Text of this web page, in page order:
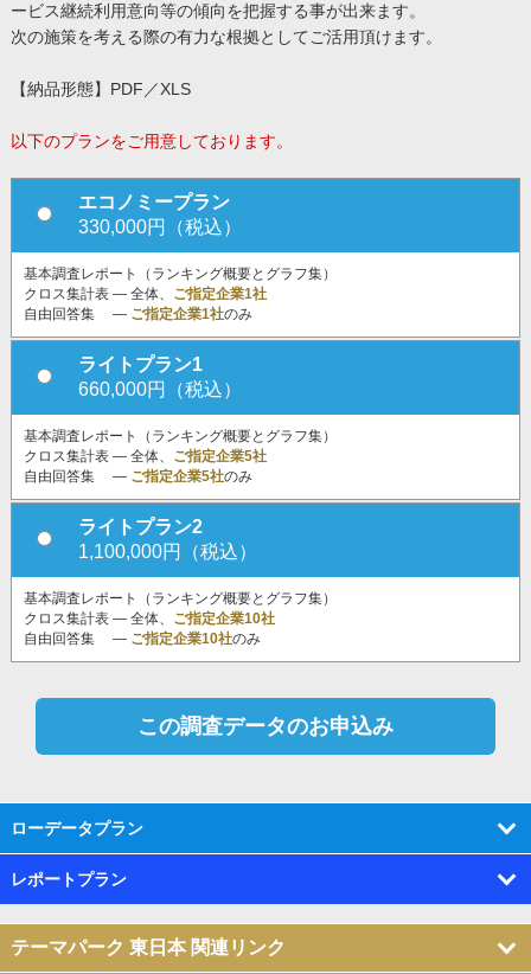
ービス継続利用意向等の傾向を把握する事が出来ます。
次の施策を考える際の有力な根拠としてご活用頂けます。
【納品形態】PDF／XLS
以下のプランをご用意しております。
エコノミープラン
330,000円（税込）
基本調査レポート（ランキング概要とグラフ集）
クロス集計表 ― 全体、 ご指定企業1社
自由回答集 ― ご指定企業1社のみ
ライトプラン1
660,000円（税込）
基本調査レポート（ランキング概要とグラフ集）
クロス集計表 ― 全体、 ご指定企業5社
自由回答集 ― ご指定企業5社のみ
ライトプラン2
1,100,000円（税込）
基本調査レポート（ランキング概要とグラフ集）
クロス集計表 ― 全体、 ご指定企業10社
自由回答集 ― ご指定企業10社のみ
ローデータプラン
レポートプラン
テーマパーク 東日本 関連リンク